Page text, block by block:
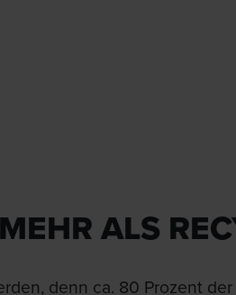
ALS
denn ca. 80 Prozent